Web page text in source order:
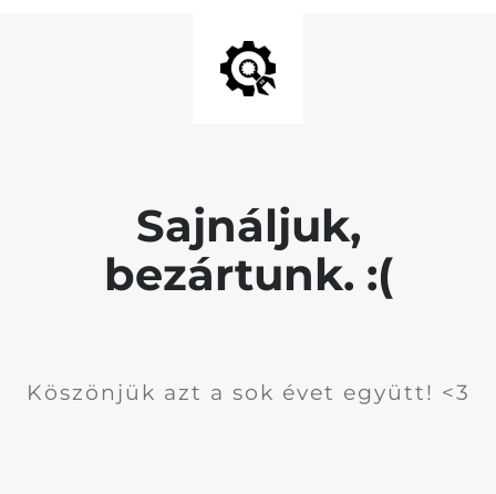
Sajnáljuk,
bezártunk. :(
Köszönjük azt a sok évet együtt! <3